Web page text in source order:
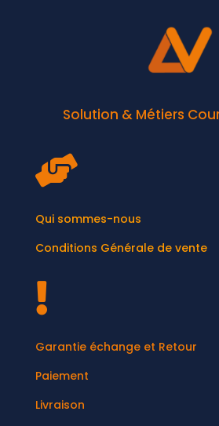
Solution & Métiers

Qui sommes-nous
Conditions Générale de vente

Garantie échange et Retour
Paiement
Livraison